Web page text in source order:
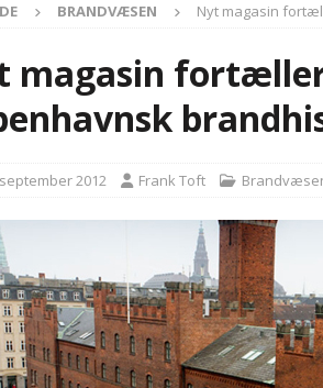
[ 5. august 2026 ] Ny ambulance
[ 4. august 2026 ]
BRANDVÆSEN
[ 4. august 2026 ] Ny treårig
kriminalitet
POLITI
BRANDVÆSEN
BRANDVÆSEN Nyt magasin
magasin
2012 Frank Toft